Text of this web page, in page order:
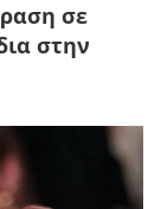
σε
στην